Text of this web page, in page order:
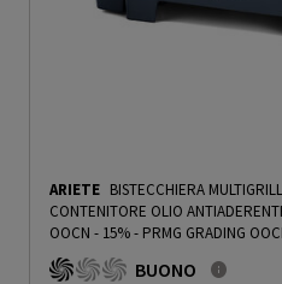
ARIETE BISTECCHIERA
CONTENITORE OLIO
OOCN - 15%- PRMG GRADING
BUONO